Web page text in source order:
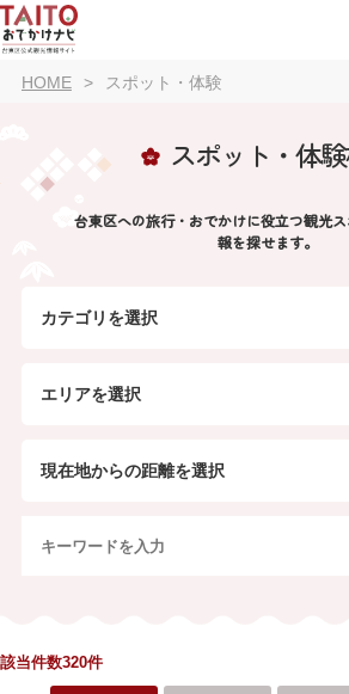
HOME スポット・体験
スポット・体
台東区への旅行・おでかけに役立つ観光
報を探せます。
カテゴリを選択
エリアを選択
現在地からの距離を選択
該当件数320件